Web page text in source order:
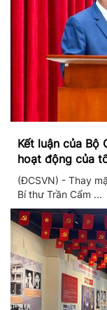
Kết luận của Bộ
hoạt động của
II/2026
(ĐCSVN) - Thay
Bí thư Trần Cẩm ...